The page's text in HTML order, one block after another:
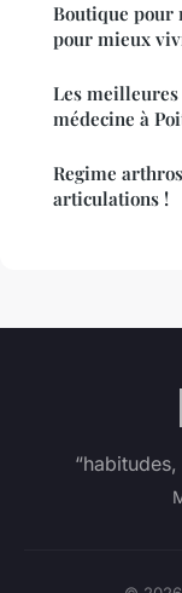
Boutique pour
pour mieux
Les
médecine à
Regime
articulations !